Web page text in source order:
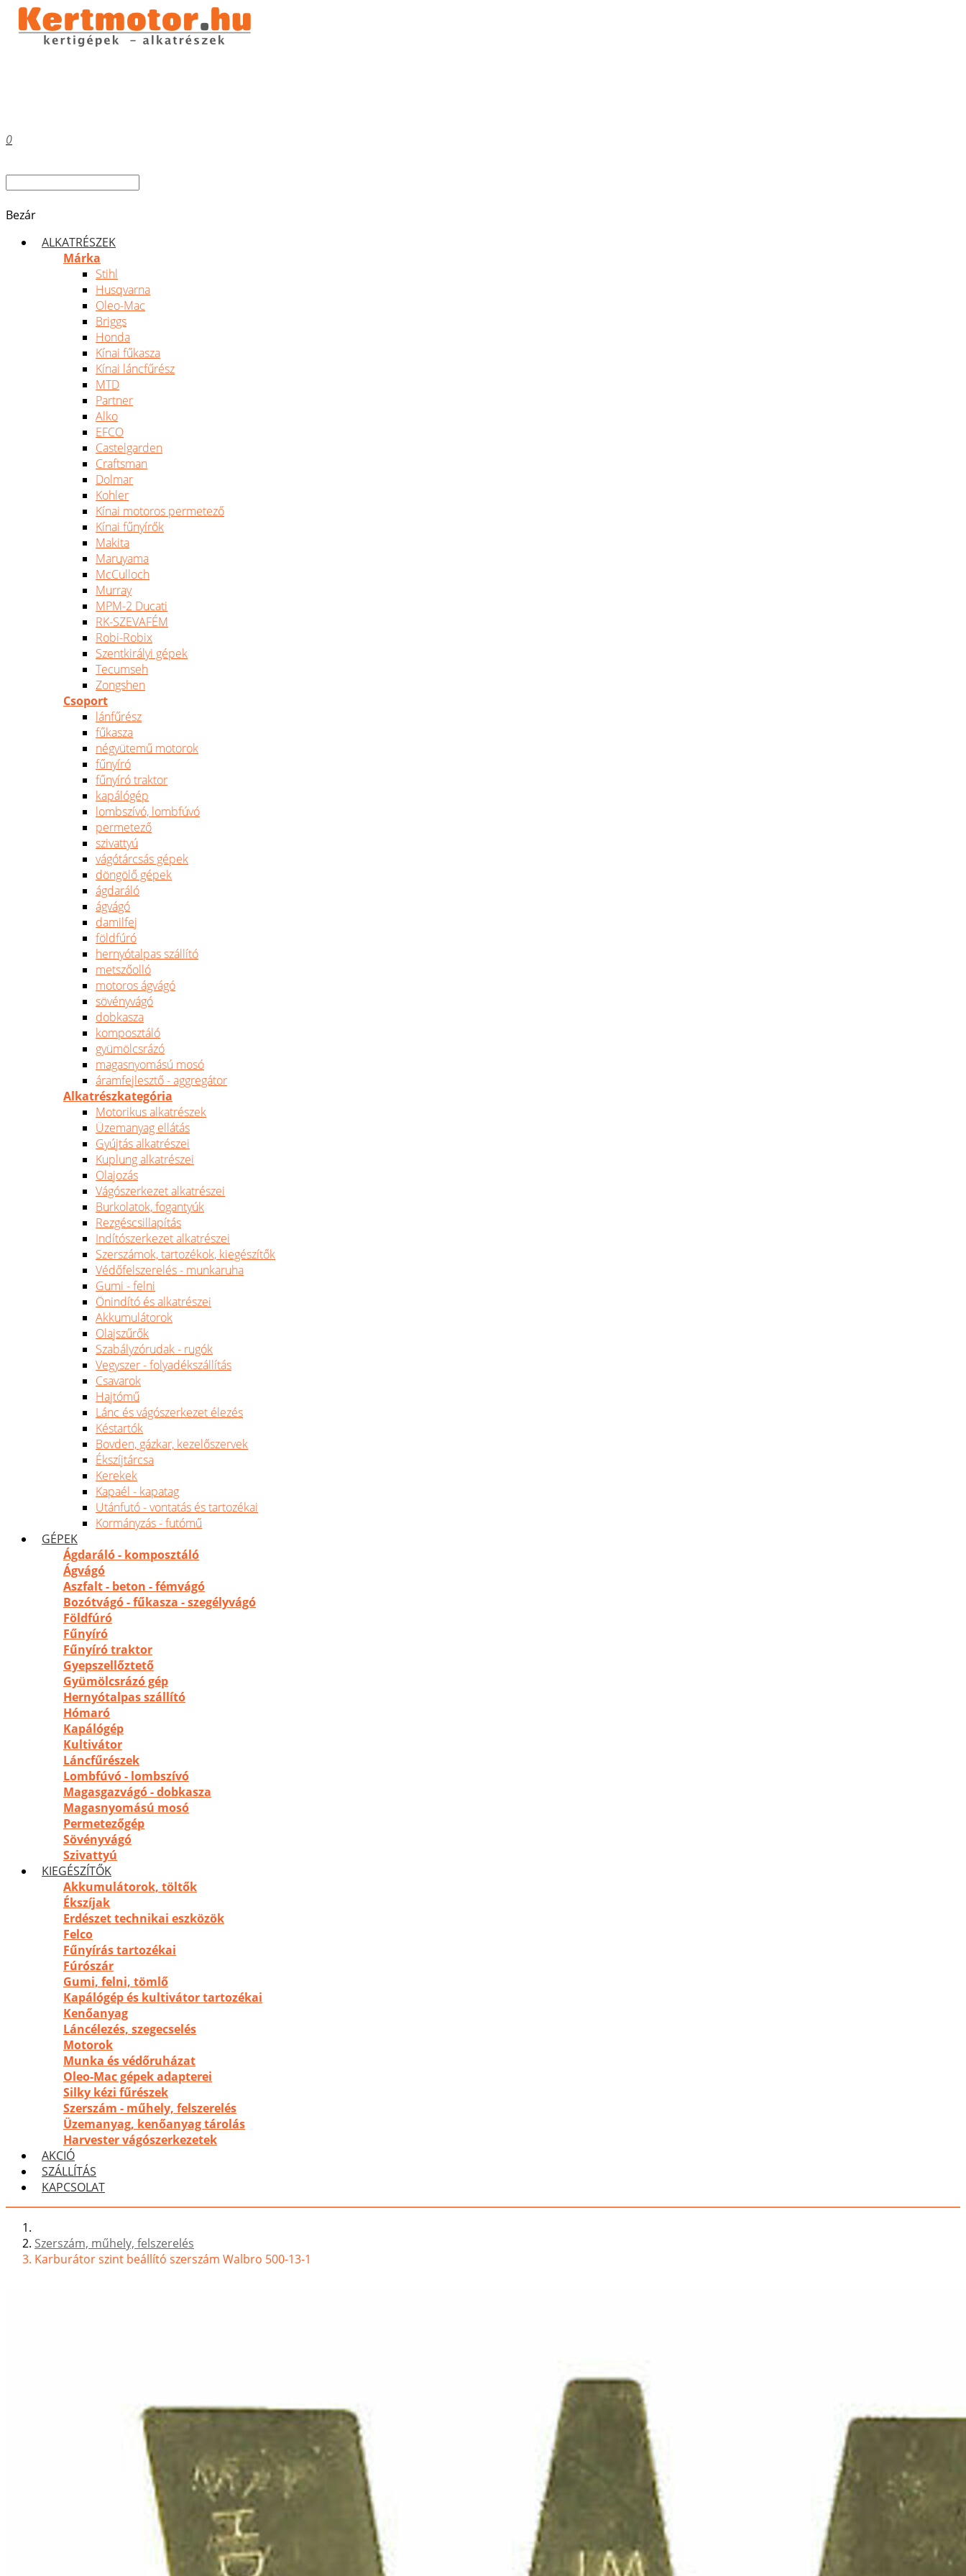
0
Bezár
ALKATRÉSZEK
Márka
Stihl
Husqvarna
Oleo-Mac
Briggs
Honda
Kínai fűkasza
Kínai láncfűrész
MTD
Partner
Alko
EFCO
Castelgarden
Craftsman
Dolmar
Kohler
Kínai motoros permetező
Kínai fűnyírők
Makita
Maruyama
McCulloch
Murray
MPM-2 Ducati
RK-SZEVAFÉM
Robi-Robix
Szentkirályi gépek
Tecumseh
Zongshen
Csoport
lánfűrész
fűkasza
négyütemű motorok
fűnyíró
fűnyíró traktor
kapálógép
lombszívó, lombfúvó
permetező
szivattyú
vágótárcsás gépek
döngölő gépek
ágdaráló
ágvágó
damilfej
földfúró
hernyótalpas szállító
metszőolló
motoros ágvágó
sövényvágó
dobkasza
komposztáló
gyümölcsrázó
magasnyomású mosó
áramfejlesztő - aggregátor
Alkatrészkategória
Motorikus alkatrészek
Üzemanyag ellátás
Gyújtás alkatrészei
Kuplung alkatrészei
Olajozás
Vágószerkezet alkatrészei
Burkolatok, fogantyúk
Rezgéscsillapítás
Indítószerkezet alkatrészei
Szerszámok, tartozékok, kiegészítők
Védőfelszerelés - munkaruha
Gumi - felni
Önindító és alkatrészei
Akkumulátorok
Olajszűrők
Szabályzórudak - rugók
Vegyszer - folyadékszállítás
Csavarok
Hajtómű
Lánc és vágószerkezet élezés
Késtartók
Bovden, gázkar, kezelőszervek
Ékszíjtárcsa
Kerekek
Kapaél - kapatag
Utánfutó - vontatás és tartozékai
Kormányzás - futómű
GÉPEK
Ágdaráló - komposztáló
Ágvágó
Aszfalt - beton - fémvágó
Bozótvágó - fűkasza - szegélyvágó
Földfúró
Fűnyíró
Fűnyíró traktor
Gyepszellőztető
Gyümölcsrázó gép
Hernyótalpas szállító
Hómaró
Kapálógép
Kultivátor
Láncfűrészek
Lombfúvó - lombszívó
Magasgazvágó - dobkasza
Magasnyomású mosó
Permetezőgép
Sövényvágó
Szivattyú
KIEGÉSZÍTŐK
Akkumulátorok, töltők
Ékszíjak
Erdészet technikai eszközök
Felco
Fűnyírás tartozékai
Fúrószár
Gumi, felni, tömlő
Kapálógép és kultivátor tartozékai
Kenőanyag
Láncélezés, szegecselés
Motorok
Munka és védőruházat
Oleo-Mac gépek adapterei
Silky kézi fűrészek
Szerszám - műhely, felszerelés
Üzemanyag, kenőanyag tárolás
Harvester vágószerkezetek
AKCIÓ
SZÁLLÍTÁS
KAPCSOLAT
Szerszám, műhely, felszerelés
Karburátor szint beállító szerszám Walbro 500-13-1